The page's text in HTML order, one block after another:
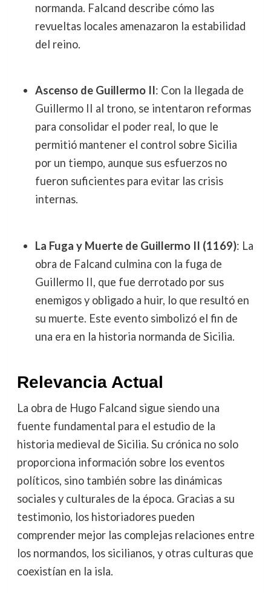
normanda. Falcand describe cómo las
revueltas locales amenazaron la estabilidad
del reino.
Ascenso de Guillermo II: Con la llegada de
Guillermo II al trono, se intentaron reformas
para consolidar el poder real, lo que le
permitió mantener el control sobre Sicilia
por un tiempo, aunque sus esfuerzos no
fueron suficientes para evitar las crisis
internas.
La Fuga y Muerte de Guillermo II (1169): La
obra de Falcand culmina con la fuga de
Guillermo II, que fue derrotado por sus
enemigos y obligado a huir, lo que resultó en
su muerte. Este evento simbolizó el fin de
una era en la historia normanda de Sicilia.
Relevancia Actual
La obra de Hugo Falcand sigue siendo una
fuente fundamental para el estudio de la
historia medieval de Sicilia. Su crónica no solo
proporciona información sobre los eventos
políticos, sino también sobre las dinámicas
sociales y culturales de la época. Gracias a su
testimonio, los historiadores pueden
comprender mejor las complejas relaciones entre
los normandos, los sicilianos, y otras culturas que
coexistían en la isla.